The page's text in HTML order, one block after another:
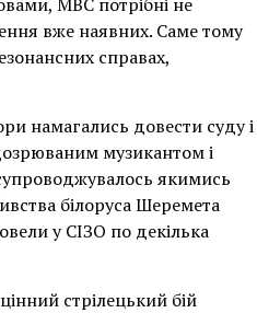
вже наявних. Саме тому
справах,
намагались довести суду і
музикантом і
якимись
білоруса Шеремета
у СІЗО по декілька
стрілецький бій